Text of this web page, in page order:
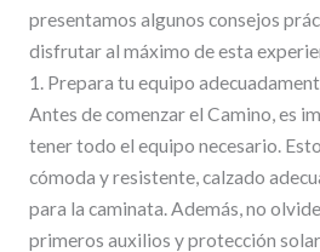
presentamos algunos consejos
disfrutar al máximo de esta
1. Prepara tu equipo
Antes de comenzar el Camino, es
tener todo el equipo necesario.
cómoda y resistente, calzado
para la caminata. Además, no
primeros auxilios y protección